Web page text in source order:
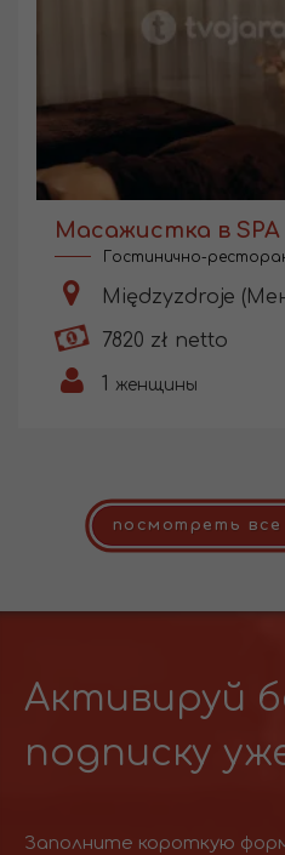
Масажистка в
Гостинично-
Międzyzdroje
7820 zł netto
1 женщины
посмотреть все
Активируй
подписку
Заполните короткую